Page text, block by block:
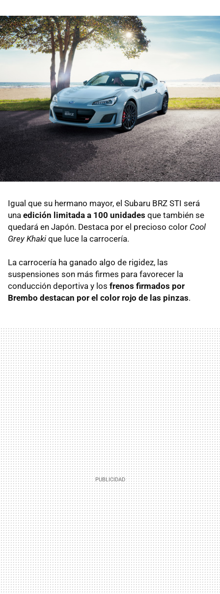
Igual que su hermano mayor, el Subaru BRZ STI será
una edición limitada a 100 unidades que también se
quedará en Japón. Destaca por el precioso color Cool
Grey Khaki que luce la carrocería.
La carrocería ha ganado algo de rigidez, las
suspensiones son más firmes para favorecer la
conducción deportiva y los frenos firmados por
Brembo destacan por el color rojo de las pinzas.